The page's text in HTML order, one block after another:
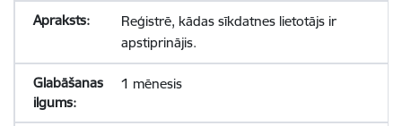
Reģistrē, kādas sīkdatnes lietotājs ir
apstiprinājis.
1 mēnesis